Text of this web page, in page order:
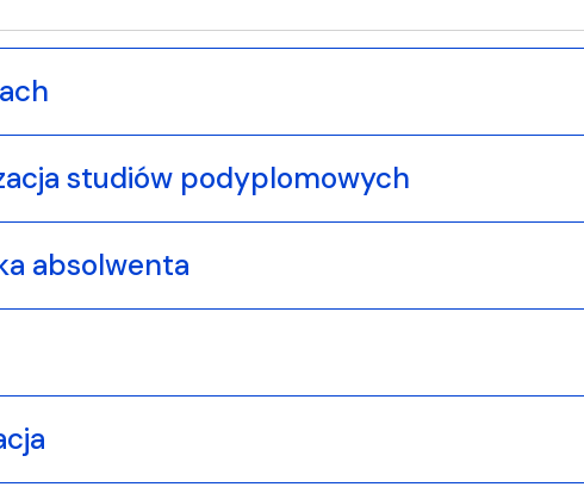
studiów podyplomowych
absolwenta